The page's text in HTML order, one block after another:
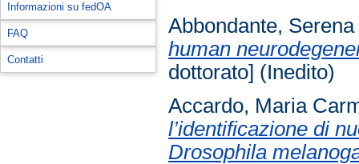
Informazioni su fedOA
FAQ
Contatti
Abbondante, Serena
human
dottorato] (Inedito)
Accardo, Maria
l’identificazione di
Drosophila